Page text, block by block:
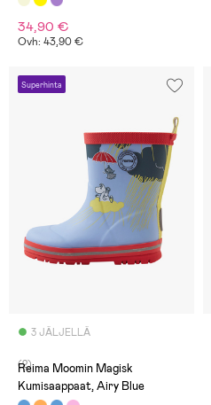
34,90 €
Ovh: 43,90 €
Superhinta
3 JÄLJELLÄ
(2)
Reima Moomin Magisk
Kumisaappaat, Airy Blue